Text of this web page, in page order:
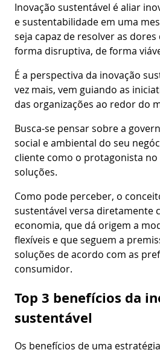
Inovação sustentável é aliar
e sustentabilidade em uma
seja capaz de resolver as
forma disruptiva, de forma
É a perspectiva da inovação
vez mais, vem guiando as
das organizações ao redor do
Busca-se pensar sobre a
social e ambiental do seu
cliente como o protagonista
soluções.
Como pode perceber, o
sustentável versa diretamente
economia, que dá origem a
flexíveis e que seguem a
soluções de acordo com as
consumidor.
Top 3 benefícios da
sustentável
Os benefícios de uma